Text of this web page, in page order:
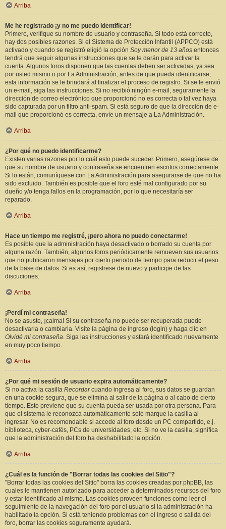
Arriba
Me he registrado ¡y no me puedo identificar!
Primero, verifique su nombre de usuario y contraseña. Si todo está correcto,
hay dos posibles razones. Si el Sistema de Protección Infantil (APPCO) está
activado y cuando se registró eligió la opción Soy menor de 13 años entonces
tendrá que seguir algunas instrucciones que se le darán para activar la
cuenta. Algunos foros disponen que las cuentas deben ser activadas, ya sea
por usted mismo o por La Administración, antes de que pueda identificarse;
esta información se le brindará al finalizar el proceso de registro. Si se le envió
un e-mail, siga las instrucciones. Si no recibió ningún e-mail, seguramente la
dirección de correo electrónico que proporcionó no es correcta o tal vez haya
sido capturada por un filtro anti-spam. Si está seguro de que la dirección de e-
mail que proporcionó es correcta, envíe un mensaje a La Administración.
Arriba
¿Por qué no puedo identificarme?
Existen varias razones por lo cuál esto puede suceder. Primero, asegúrese de
que su nombre de usuario y contraseña se encuentren escritos correctamente.
Si lo están, comuníquese con La Administración para asegurarse de que no ha
sido excluido. También es posible que el foro esté mal configurado por su
dueño y/o tenga fallos en la programación, por lo que necesitaría ser
reparado.
Arriba
Hace un tiempo me registré, ¡pero ahora no puedo conectarme!
Es posible que la administración haya desactivado o borrado su cuenta por
alguna razón. También, algunos foros periódicamente remueven sus usuarios
que no publicaron mensajes por cierto periodo de tiempo para reducir el peso
de la base de datos. Si es así, registrese de nuevo y participe de las
discuciones.
Arriba
¡Perdí mi contraseña!
No se asuste, ¡calma! Si su contraseña no puede ser recuperada puede
desactivarla o cambiarla. Visite la página de ingreso (login) y haga clic en
Olvidé mi contraseña. Siga las instrucciones y estará identificado nuevamente
en muy poco tiempo.
Arriba
¿Por qué mi sesión de usuario expira automáticamente?
Si no activa la casilla Recordarcuando ingresa al foro, sus datos se guardan
en una cookie segura, que se elimina al salir de la página o al cabo de cierto
tiempo. Esto previene que su cuenta pueda ser usada por otra persona. Para
que el sistema le reconozca automáticamente solo marque la casilla al
ingresar. No es recomendable si accede al foro desde un PC compartido, e.j.
biblioteca, cyber-cafés, PCs de universidades, etc. Si no ve la casilla, significa
que la administración del foro ha deshabilitado la opción.
Arriba
¿Cuál es la función de "Borrar todas las cookies del Sitio"?
"Borrar todas las cookies del Sitio" borra las cookies creadas por phpBB, las
cuales le mantienen autorizado para acceder a determinados recursos del foro
y estar identificado al mismo. Las cookies proveen funciones como leer el
seguimiento de la navegación del foro por el usuario si la administración ha
habilitado la opción. Si está teniendo problemas con el ingreso o salida del
foro, borrar las cookies seguramente ayudará.